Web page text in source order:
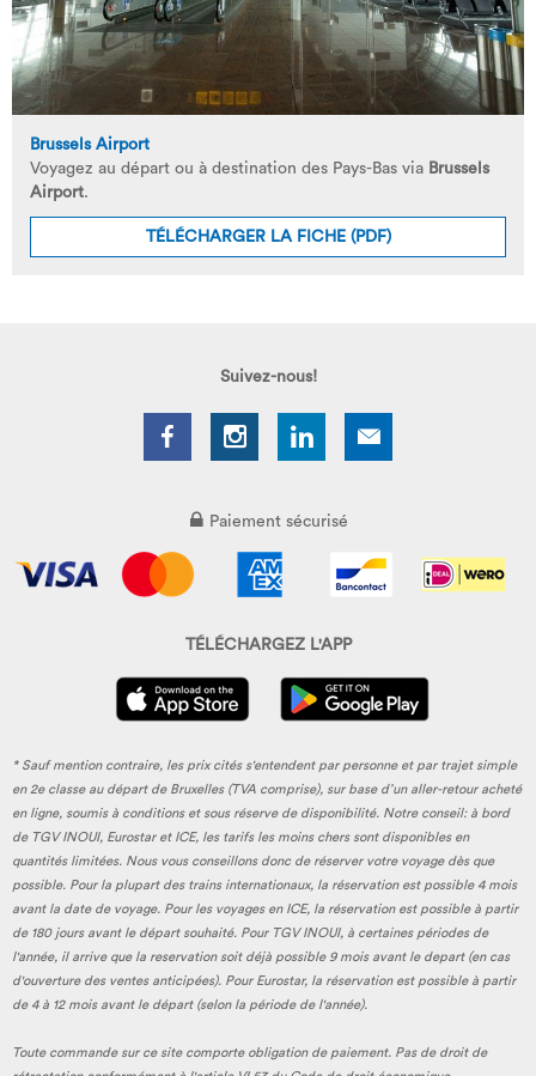
Brussels Airport
Voyagez au départ ou à destination des Pays-Bas via Brussels
Airport.
TÉLÉCHARGER LA FICHE (PDF)
Suivez-nous!
Paiement sécurisé
TÉLÉCHARGEZ L'APP
* Sauf mention contraire, les prix cités s'entendent par personne et par trajet simple
en 2e classe au départ de Bruxelles (TVA comprise), sur base d’un aller-retour acheté
en ligne, soumis à conditions et sous réserve de disponibilité. Notre conseil: à bord
de TGV INOUI, Eurostar et ICE, les tarifs les moins chers sont disponibles en
quantités limitées. Nous vous conseillons donc de réserver votre voyage dès que
possible. Pour la plupart des trains internationaux, la réservation est possible 4 mois
avant la date de voyage. Pour les voyages en ICE, la réservation est possible à partir
de 180 jours avant le départ souhaité. Pour TGV INOUI, à certaines périodes de
l'année, il arrive que la reservation soit déjà possible 9 mois avant le depart (en cas
d'ouverture des ventes anticipées). Pour Eurostar, la réservation est possible à partir
de 4 à 12 mois avant le départ (selon la période de l'année).
Toute commande sur ce site comporte obligation de paiement. Pas de droit de